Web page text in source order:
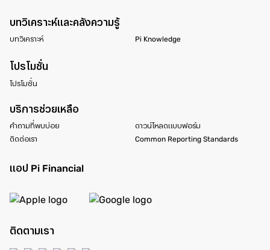
บทวิเคราะห์และคลังความรู้
บทวิเคราะห์ Pi Knowledge
โปรโมชั่น
โปรโมชั่น
บริการช่วยเหลือ
คำถามที่พบบ่อย
ดาวน์โหลดแบบฟอร์ม
ติดต่อเรา
Common Reporting Standards
แอป Pi Financial
ติดตามเรา